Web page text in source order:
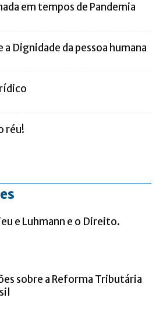
em tempos de Pandemia
a Dignidade da pessoa humana
réu!
e Luhmann e o Direito.
sobre a Reforma Tributária